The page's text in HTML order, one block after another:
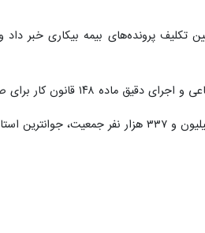
صیانت از حقوق کارگران تأکید کرد.